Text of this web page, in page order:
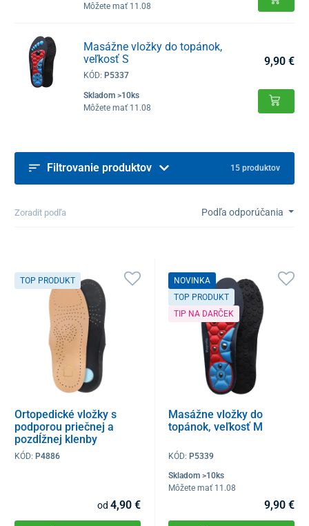
Môžete mať 11.08
Masážne vložky do topánok,
veľkosť S
KÓD: P5337
Skladom >10ks
Môžete mať 11.08
9,90 €
Filtrovanie produktov 15 produktov
Zoradit podľa Podľa odporúčania
TOP PRODUKT
Ortopedické vložky s
podporou priečnej a
pozdĺžnej klenby
KÓD: P4886
od 4,90 €
NOVINKA
TOP PRODUKT
TIP NA DARČEK
Masážne vložky do
topánok, veľkosť M
KÓD:P5339
Skladom >10ks
Môžete mať 11.08
9,90 €